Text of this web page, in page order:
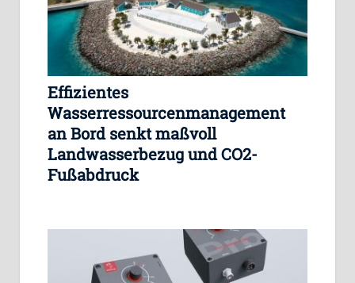
Effizientes
Wasserressourcenmanagement
an Bord senkt maßvoll
Landwasserbezug und CO2-
Fußabdruck